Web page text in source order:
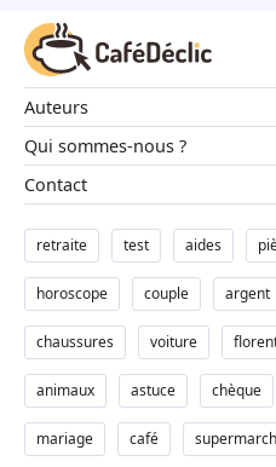
Auteurs
Qui sommes-nous ?
Contact
retraite test aides
horoscope couple argent
chaussures voiture
animaux astuce chèque
mariage café